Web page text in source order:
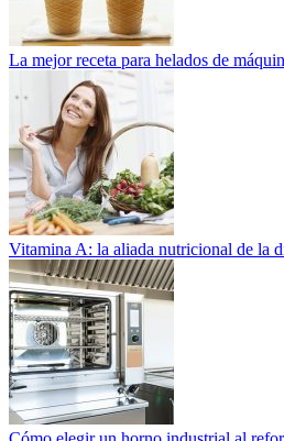
La mejor receta para helados de
Vitamina A: la aliada nutricional de la